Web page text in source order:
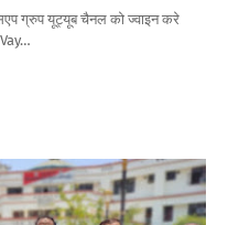
ग्रुप यूट्यूब चैनल को ज्वाइन करे